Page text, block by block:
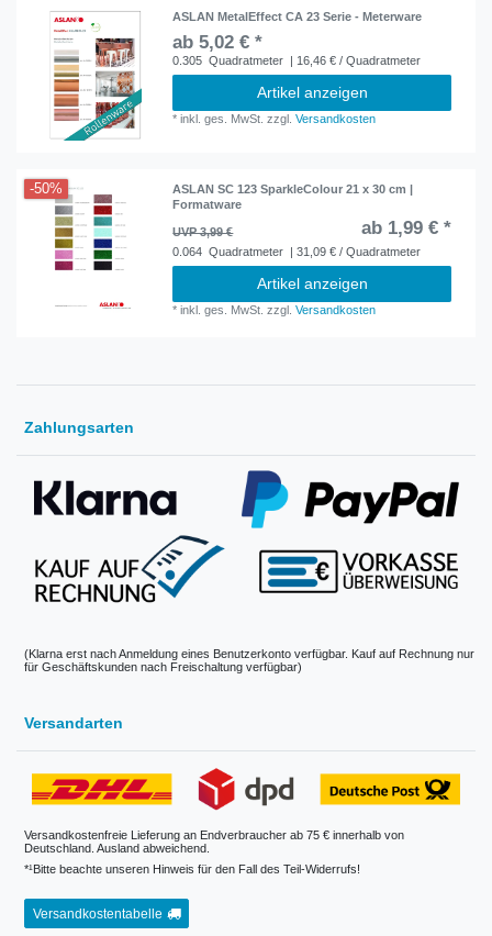
ASLAN MetalEffect CA 23 Serie - Meterware
ab 5,02 € *
0.305 Quadratmeter | 16,46 € / Quadratmeter
Artikel anzeigen
*inkl. ges. MwSt. zzgl.Versandkosten
-50%
ASLAN SC 123 SparkleColour 21 x 30 cm |
Formatware
UVP 3,99 € ab 1,99 € *
0.064 Quadratmeter | 31,09 € / Quadratmeter
Artikel anzeigen
*inkl. ges. MwSt. zzgl.Versandkosten
Zahlungsarten
(Klarna erst nach Anmeldung eines Benutzerkonto verfügbar. Kauf auf Rechnung nur
für Geschäftskunden nach Freischaltung verfügbar)
Versandarten
Versandkostenfreie Lieferung an Endverbraucher ab 75 € innerhalb von
Deutschland. Ausland abweichend.
*¹Bitte beachte unseren Hinweis für den Fall des Teil-Widerrufs!
Versandkostentabelle